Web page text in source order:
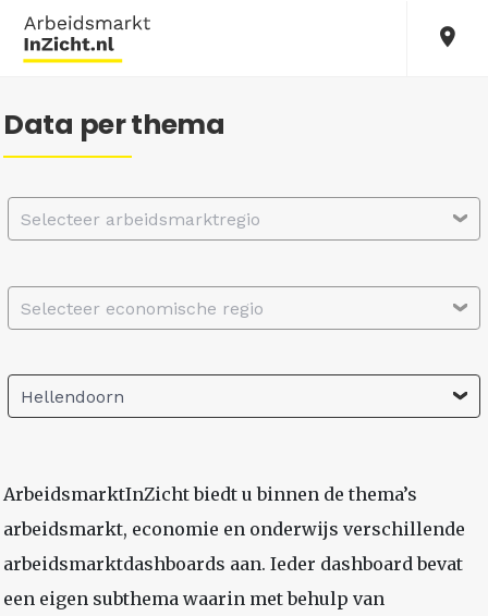
Data per thema
Selecteer arbeidsmarktregio
Selecteer economische regio
Hellendoorn
ArbeidsmarktInZicht biedt u binnen de thema’s
arbeidsmarkt, economie en onderwijs verschillende
arbeidsmarktdashboards aan. Ieder dashboard bevat
een eigen subthema waarin met behulp van